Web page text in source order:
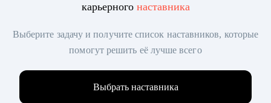
карьерного наставника
Выберите задачу и получите список наставников, которые
помогут решить её лучше всего
Выбрать наставника